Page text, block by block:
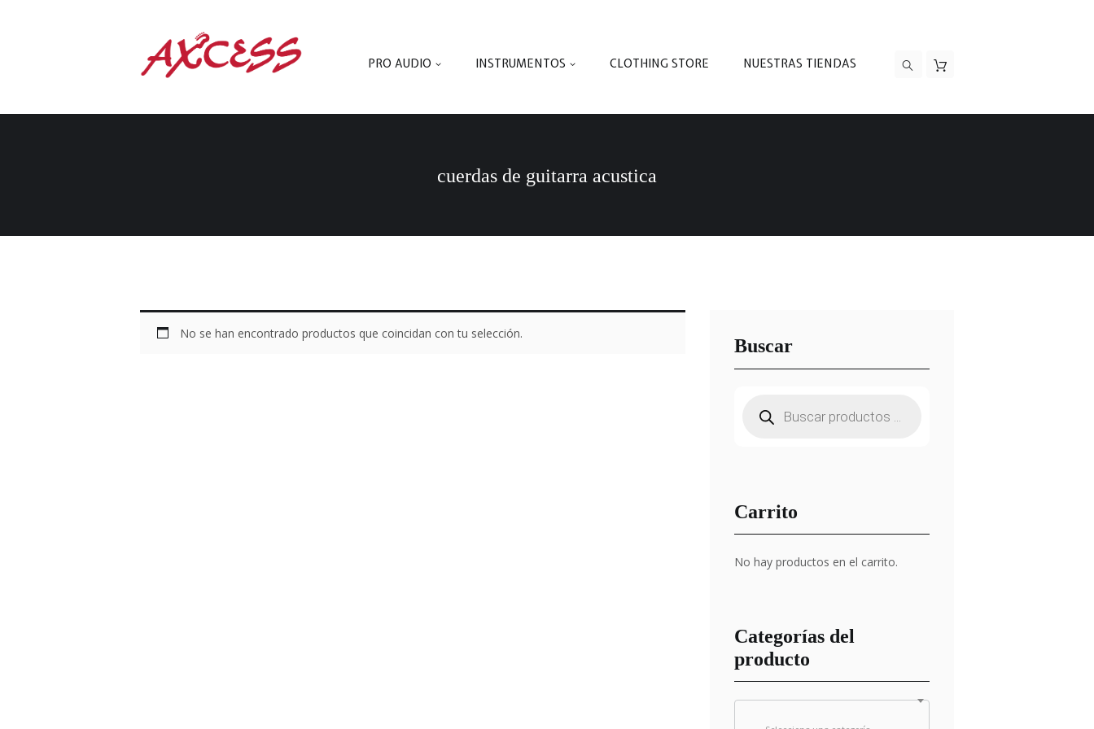
PRO AUDIO INSTRUMENTOS CLOTHING STORE NUESTRAS TIENDAS
cuerdas de guitarra acustica
No se han encontrado productos que coincidan con tu selección.
Buscar
productos
Carrito
No hay productos en el carrito.
Categorías del
producto